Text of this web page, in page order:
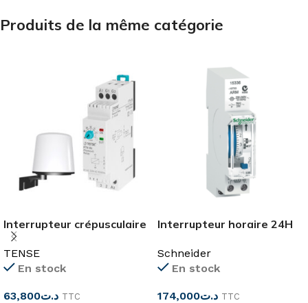
Produits de la même catégorie
Interrupteur crépusculaire
réglable 1-10 FTV-04
TENSE
En stock
د.ت63,800 TTC
Interrupteur horaire 24H
100h
Schneider
En stock
د.ت174,000 TTC